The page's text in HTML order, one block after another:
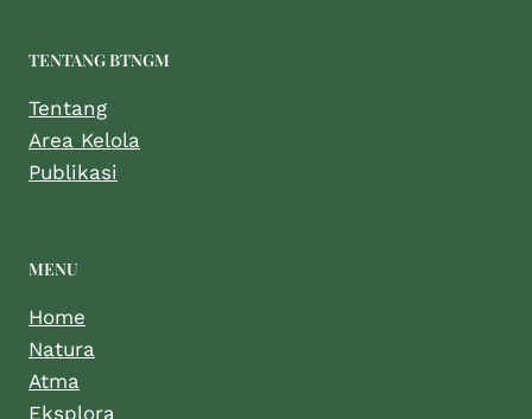
TENTANG BTNGM
Tentang
Area Kelola
Publikasi
MENU
Home
Natura
Atma
Eksplora